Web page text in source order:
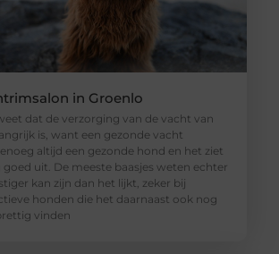
in Groenlo
dat de verzorging van de vacht van
is, want een gezonde vacht
altijd een gezonde hond en het ziet
uit. De meeste baasjes weten echter
kan zijn dan het lijkt, zeker bij
honden die het daarnaast ook nog
vinden